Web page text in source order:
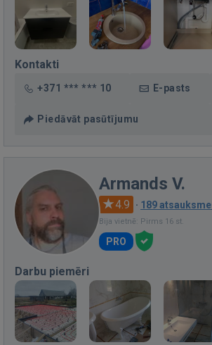
Kontakti
+371 *** *** 10 E-pasts
Piedāvāt pasūtījumu
Armands V.
4.9 · 189
Bija vietnē: Pirms 16 st.
PRO
Darbu piemēri